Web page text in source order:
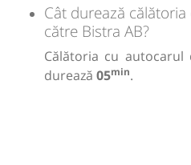
Cât durează
către Bistra AB?
Călătoria cu autocarul
durează 05min.